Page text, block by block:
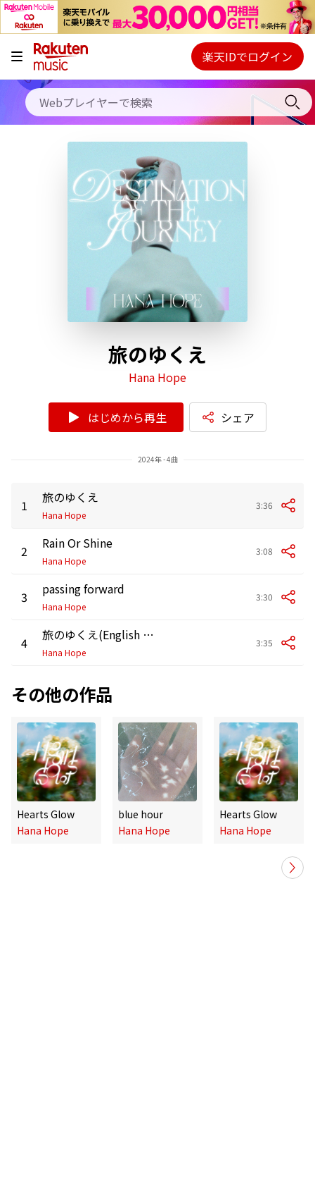
キャンペーン
料金プラン
使い方
初回30日間無料お試し
Webプレイヤー
ご契約内容の確認・変更
楽天IDでログイン
旅のゆくえ
Hana Hope
はじめから再生 シェア
2024年 - 4曲
1 旅のゆくえ
Hana Hope
3:36
2 Rain Or Shine
Hana Hope
3:08
3 passing forward
Hana Hope
3:30
4 旅のゆくえ(English version)
Hana Hope
3:35
その他の作品
Hearts Glow
Hana Hope
blue hour
Hana Hope
Hearts Glow
Hana Hope